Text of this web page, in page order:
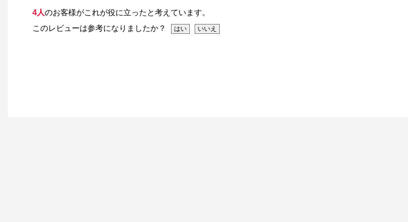
4人のお客様がこれが役に立ったと考えています。
このレビューは参考になりましたか？